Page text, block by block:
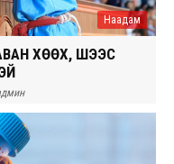
Наадам
ХӨӨХ, ШЭЭС